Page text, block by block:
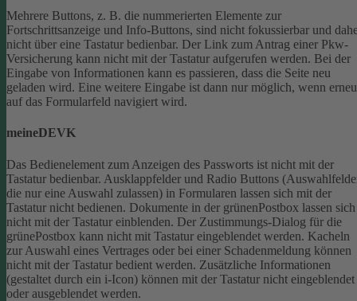
Mehrere Buttons, z. B. die nummerierten Elemente zur
Fortschrittsanzeige und Info-Buttons, sind nicht fokussierbar und
nicht über eine Tastatur bedienbar. Der Link zum Antrag einer Pkw-
Versicherung kann nicht mit der Tastatur aufgerufen werden. Bei der
Eingabe von Informationen kann es passieren, dass die Seite neu
geladen wird. Eine weitere Eingabe ist dann nur möglich, wenn
auf das Formularfeld navigiert wird.
meineDEVK
Das Bedienelement zum Anzeigen des Passworts ist nicht mit der
Tastatur bedienbar. Ausklappfelder und Radio Buttons
die nur eine Auswahl zulassen) in Formularen lassen sich mit der
Tastatur nicht bedienen. Dokumente in der grünenPostbox lassen sich
nicht mit der Tastatur einblenden. Der Zustimmungs-Dialog für die
grünePostbox kann nicht mit Tastatur eingeblendet werden. Kacheln
zur Auswahl eines Vertrages oder bei einer Schadenmeldung können
nicht mit der Tastatur bedient werden. Zusätzliche Informationen
(gestaltet durch ein i-Icon) können mit der Tastatur nicht eingeblendet
oder ausgeblendet werden.